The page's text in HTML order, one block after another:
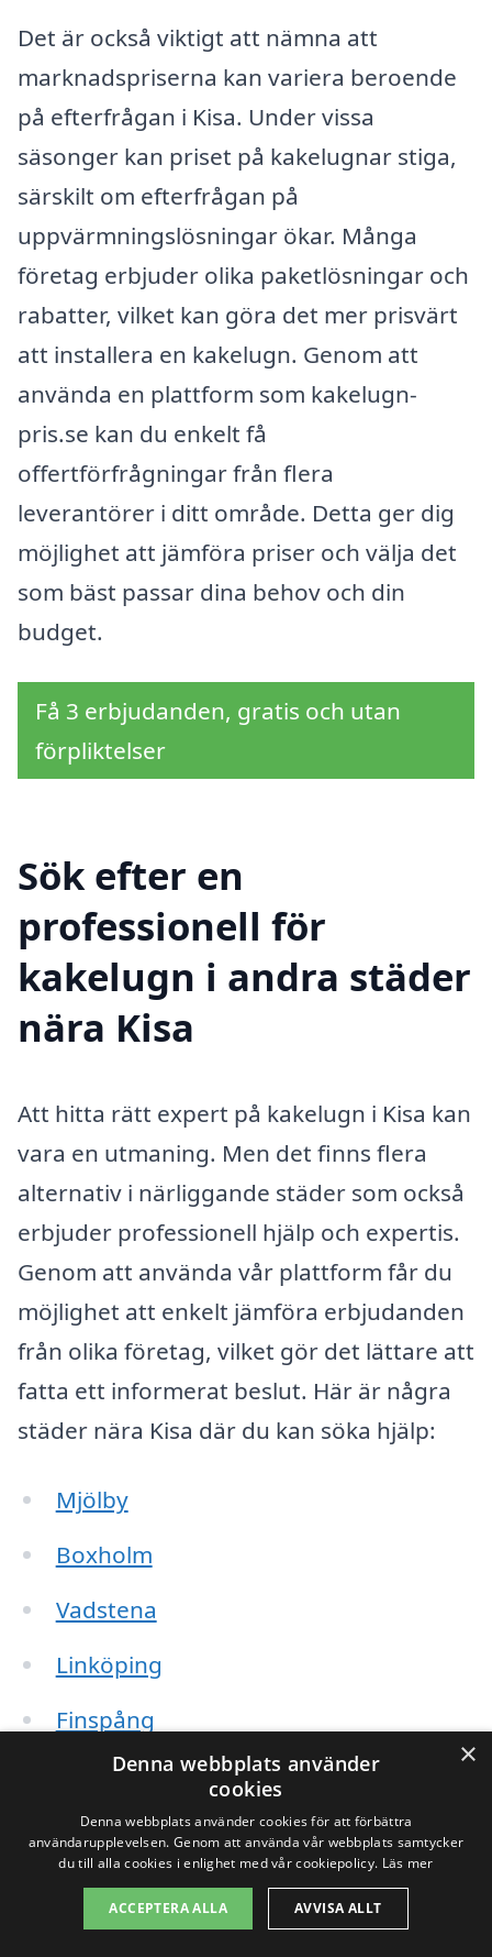
Det är också viktigt att nämna att
marknadspriserna kan variera beroende
på efterfrågan i Kisa. Under vissa
säsonger kan priset på kakelugnar stiga,
särskilt om efterfrågan på
uppvärmningslösningar ökar. Många
företag erbjuder olika paketlösningar och
rabatter, vilket kan göra det mer prisvärt
att installera en kakelugn. Genom att
använda en plattform som kakelugn-
pris.se kan du enkelt få
offertförfrågningar från flera
leverantörer i ditt område. Detta ger dig
möjlighet att jämföra priser och välja det
som bäst passar dina behov och din
budget.
Få 3 erbjudanden, gratis och utan
förpliktelser
Sök efter en
professionell för
kakelugn i andra städer
nära Kisa
Att hitta rätt expert på kakelugn i Kisa kan
vara en utmaning. Men det finns flera
alternativ i närliggande städer som också
erbjuder professionell hjälp och expertis.
Genom att använda vår plattform får du
möjlighet att enkelt jämföra erbjudanden
från olika företag, vilket gör det lättare att
fatta ett informerat beslut. Här är några
städer nära Kisa där du kan söka hjälp:
Mjölby
Boxholm
Vadstena
Linköping
Finspång
Motala
Ljungby
Åtvidaberg
Skänninge
×
Denna webbplats använder
cookies
Denna webbplats använder cookies för att förbättra
användarupplevelsen. Genom att använda vår webbplats samtycker
du till alla cookies i enlighet med vår cookiepolicy. Läs mer
ACCEPTERA ALLA AVVISA ALLT